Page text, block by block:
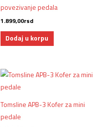
povezivanje pedala
1.899,00rsd
Dodaj u korpu
Tomsline APB-3 Kofer za mini
pedale